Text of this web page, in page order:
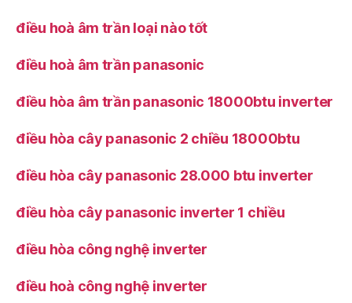
điều hoà âm trần loại nào tốt
điều hoà âm trần panasonic
điều hòa âm trần panasonic 18000btu inverter
điều hòa cây panasonic 2 chiều 18000btu
điều hòa cây panasonic 28.000 btu inverter
điều hòa cây panasonic inverter 1 chiều
điều hòa công nghệ inverter
điều hoà công nghệ inverter